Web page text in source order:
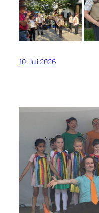
10. Juli 2026